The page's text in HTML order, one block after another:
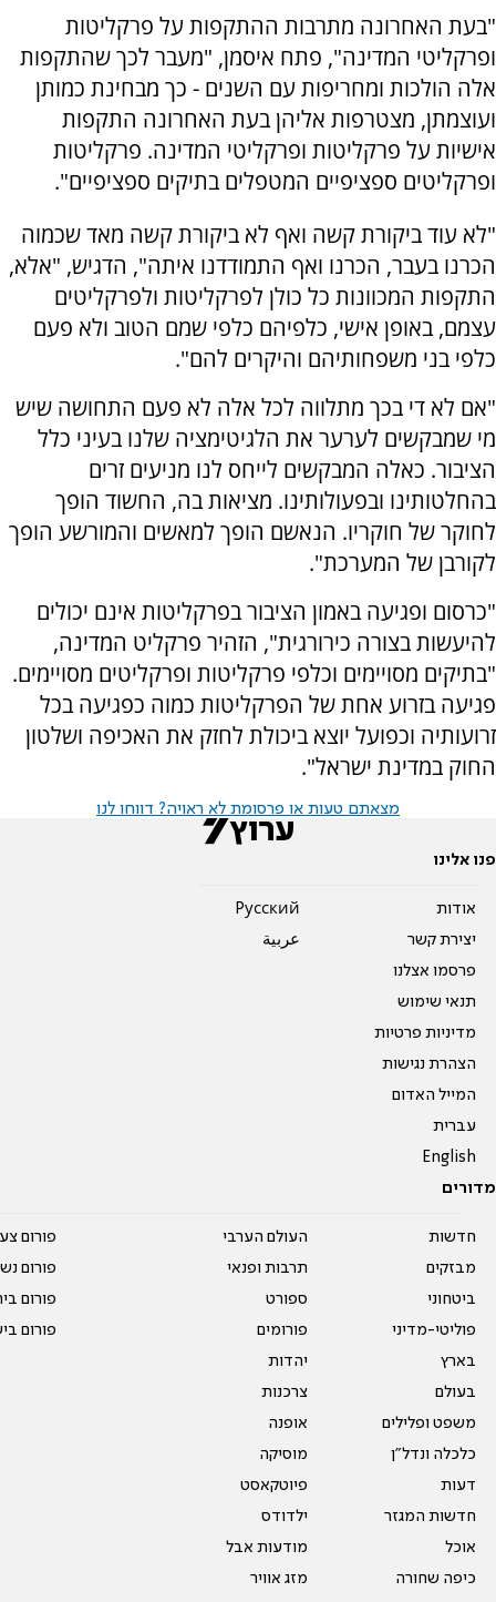
"בעת האחרונה מתרבות ההתקפות על פרקליטות
ופרקליטי המדינה", פתח איסמן, "מעבר לכך שהתקפות
אלה הולכות ומחריפות עם השנים - כך מבחינת כמותן
ועוצמתן, מצטרפות אליהן בעת האחרונה התקפות
אישיות על פרקליטות ופרקליטי המדינה. פרקליטות
ופרקליטים ספציפיים המטפלים בתיקים ספציפיים".
"לא עוד ביקורת קשה ואף לא ביקורת קשה מאד שכמוה
הכרנו בעבר, הכרנו ואף התמודדנו איתה", הדגיש, "אלא,
התקפות המכוונות כל כולן לפרקליטות ולפרקליטים
עצמם, באופן אישי, כלפיהם כלפי שמם הטוב ולא פעם
כלפי בני משפחותיהם והיקרים להם".
"אם לא די בכך מתלווה לכל אלה לא פעם התחושה שיש
מי שמבקשים לערער את הלגיטימציה שלנו בעיני כלל
הציבור. כאלה המבקשים לייחס לנו מניעים זרים
בהחלטותינו ובפעולותינו. מציאות בה, החשוד הופך
לחוקר של חוקריו. הנאשם הופך למאשים והמורשע הופך
לקורבן של המערכת".
"כרסום ופגיעה באמון הציבור בפרקליטות אינם יכולים
להיעשות בצורה כירורגית", הזהיר פרקליט המדינה,
"בתיקים מסויימים וכלפי פרקליטות ופרקליטים מסויימים.
פגיעה בזרוע אחת של הפרקליטות כמוה כפגיעה בכל
זרועותיה וכפועל יוצא ביכולת לחזק את האכיפה ושלטון
החוק במדינת ישראל".
מצאתם טעות או פרסומת לא ראויה? דווחו לנו
פנו אלינו
אודות
יצירת קשר
פרסמו אצלנו
תנאי שימוש
מדיניות פרטיות
הצהרת נגישות
המייל האדום
עברית
English
Pусский
عربية
מדורים
חדשות
מבזקים
ביטחוני
פוליטי-מדיני
בארץ
בעולם
משפט ופלילים
כלכלה ונדל"ן
דעות
חדשות המגזר
אוכל
כיפה שחורה
העולם הערבי
תרבות ופנאי
ספורט
פורומים
יהדות
צרכנות
אופנה
מוסיקה
פיוטקאסט
ילדודס
מודעות אבל
מזג אוויר
פורום
פורום
פורום
פורום